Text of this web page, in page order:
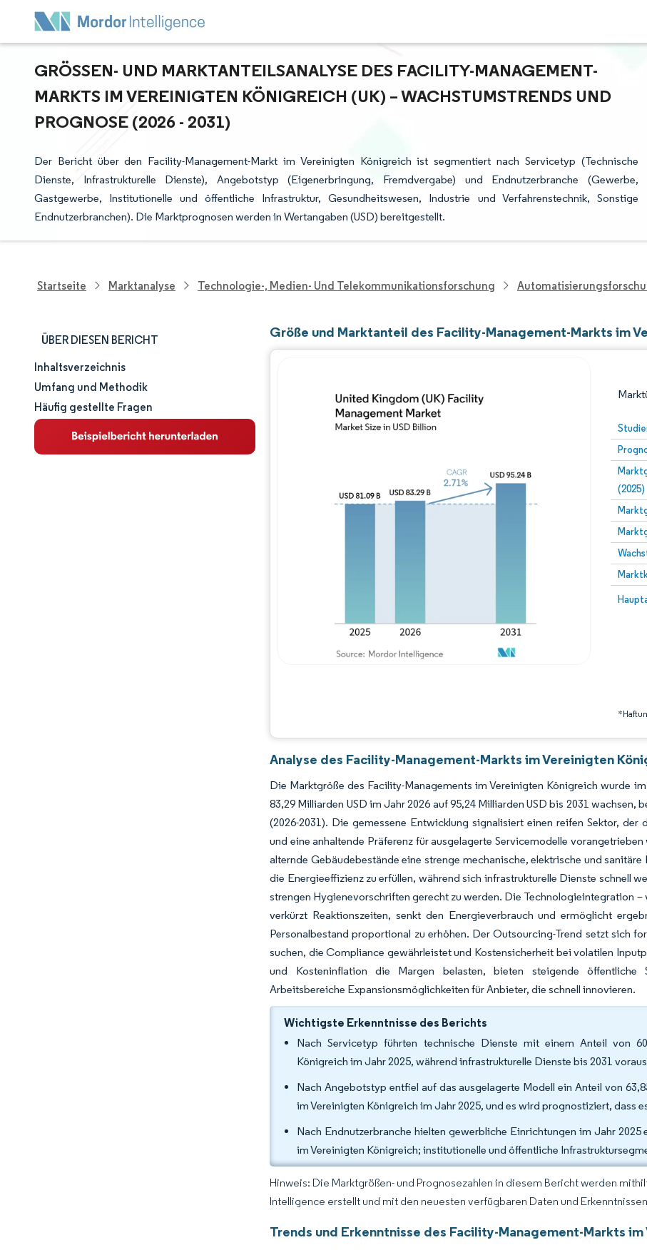
GRÖSSEN- UND MARKTANTEILSANALYSE DES FACILITY-MANAGEMENT-M
ARKTS IM VEREINIGTEN KÖNIGREICH (UK) – WACHSTUMSTRENDS UND P
ROGNOSE (2026 - 2031)
Der Bericht über den Facility-Management-Markt im Vereinigten Königreich ist segmentiert nach Servicetyp (Technische
Dienste, Infrastrukturelle Dienste), Angebotstyp (Eigenerbringung, Fremdvergabe) und Endnutzerbranche (Gewerbe,
Gastgewerbe, Institutionelle und öffentliche Infrastruktur, Gesundheitswesen, Industrie und Verfahrenstechnik, Sonstige
Endnutzerbranchen). Die Marktprognosen werden in Wertangaben (USD) bereitgestellt.
Startseite Marktanalyse Technologie-, Medien- Und Telekommunikationsforschung
ÜBER DIESEN BERICHT
Marktgröße und -anteil
Marktanalyse
Trends und Einblicke
Inhaltsverzeichnis
Umfang und Methodik
Häufig gestellte Fragen
Größe und Marktanteil des Facility-Management-Markts im
(2025)
Bild ©
Bild © Mordor Intelligence. Wiederverwendung erfordert
Analyse des Facility-Management-Markts im Vereinigten
Die Marktgröße des Facility-Managements im Vereinigten Königreich wurde
83,29 Milliarden USD im Jahr 2026 auf 95,24 Milliarden USD bis 2031
(2026-2031). Die gemessene Entwicklung signalisiert einen reifen Sektor,
und eine anhaltende Präferenz für ausgelagerte Servicemodelle
alternde Gebäudebestände eine strenge mechanische, elektrische und
die Energieeffizienz zu erfüllen, während sich infrastrukturelle Dienste schnell
strengen Hygienevorschriften gerecht zu werden. Die Technologieintegration –
verkürzt Reaktionszeiten, senkt den Energieverbrauch und ermöglicht
Personalbestand proportional zu erhöhen. Der Outsourcing-Trend setzt sich
suchen, die Compliance gewährleistet und Kostensicherheit bei volatilen
und Kosteninflation die Margen belasten, bieten steigende öffentliche
Arbeitsbereiche Expansionsmöglichkeiten für Anbieter, die schnell innovieren.
Wichtigste Erkenntnisse des Berichts
Nach Servicetyp führten technische Dienste mit einem Anteil von
Königreich im Jahr 2025, während infrastrukturelle Dienste bis 2031
Nach Angebotstyp entfiel auf das ausgelagerte Modell ein Anteil von
im Vereinigten Königreich im Jahr 2025, und es wird prognostiziert, dass
Nach Endnutzerbranche hielten gewerbliche Einrichtungen im Jahr
im Vereinigten Königreich; institutionelle und öffentliche
Hinweis: Die Marktgrößen- und Prognosezahlen in diesem Bericht werden
Intelligence erstellt und mit den neuesten verfügbaren Daten und
Trends und Erkenntnisse des Facility-Management-Markts